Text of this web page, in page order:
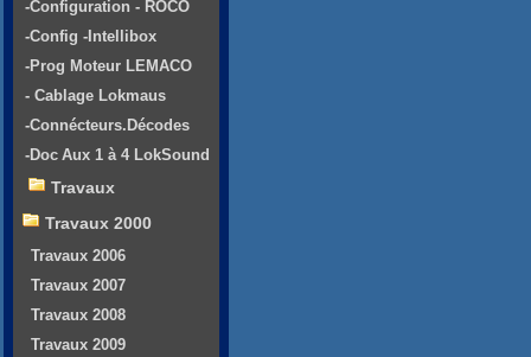
-Configuration - ROCO
-Config -Intellibox
-Prog Moteur LEMACO
- Cablage Lokmaus
-Connécteurs.Décodes
-Doc Aux 1 à 4 LokSound
Travaux
Travaux 2000
Travaux 2006
Travaux 2007
Travaux 2008
Travaux 2009